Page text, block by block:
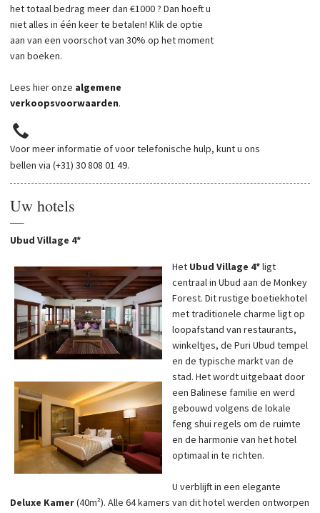
het totaal bedrag meer dan €1000 ? Dan hoeft u
niet alles in één keer te betalen! Klik de optie
aan van een voorschot van 30% op het moment
van boeken.
Lees hier onze algemene
verkoopsvoorwaarden.
Voor meer informatie of voor telefonische hulp, kunt u ons
bellen via (+31) 30 808 01 49.
Uw hotels
—
Ubud Village 4*
Het Ubud Village 4*ligt
centraal in Ubud aan de Monkey
Forest. Dit rustige boetiekhotel
met traditionele charme ligt op
loopafstand van restaurants,
winkeltjes, de Puri Ubud tempel
en de typische markt van de
stad. Het wordt uitgebaat door
een Balinese familie en werd
gebouwd volgens de lokale
feng shui regels om de ruimte
en de harmonie van het hotel
optimaal in te richten.
U verblijft in een elegante
Deluxe Kamer(40m²). Alle 64 kamers van dit hotel werden ontworpen